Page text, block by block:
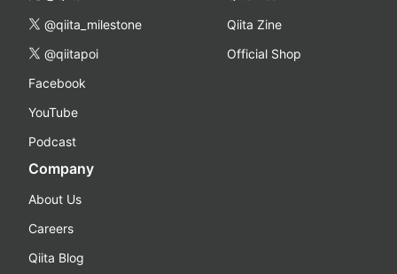
@qiita_milestone
@qiitapoi
Facebook
YouTube
Podcast
Qiita Zine
Official Shop
Company
About Us
Careers
Qiita Blog